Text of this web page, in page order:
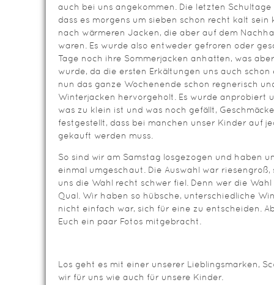
auch bei uns angekommen. Die letzten
dass es morgens um sieben schon recht kalt
nach wärmeren Jacken, die aber auf dem
waren. Es wurde also entweder gefroren oder
Tage noch ihre Sommerjacken anhatten, was
wurde, da die ersten Erkältungen uns auch
nun das ganze Wochenende schon regnerisch
Winterjacken hervorgeholt. Es wurde anprobiert
was zu klein ist und was noch gefällt,
festgestellt, dass bei manchen unser Kinder auf
gekauft werden muss.
So sind wir am Samstag losgezogen und haben
einmal umgeschaut. Die Auswahl war
uns die Wahl recht schwer fiel. Denn wer die
Qual. Wir haben so hübsche, unterschiedliche
nicht einfach war, sich für eine zu entscheiden.
Euch ein paar Fotos mitgebracht.
Los geht es mit einer unserer Lieblingsmarken,
wir für uns wie auch für unsere Kinder.